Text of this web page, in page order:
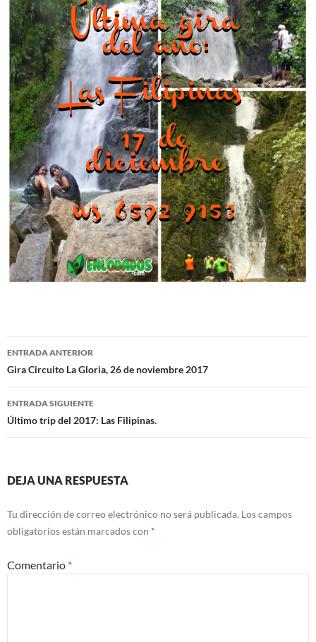
Navegación
de
entradas
ENTRADA ANTERIOR
Gira Circuito La Gloria, 26 de noviembre 2017
ENTRADA SIGUIENTE
Último trip del 2017: Las Filipinas.
DEJA UNA RESPUESTA
Tu dirección de correo electrónico no será publicada. Los campos
obligatorios están marcados con *
Comentario *